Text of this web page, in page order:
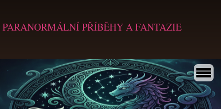
PARANORMÁLNÍ PŘÍBĚHY A FANTAZIE